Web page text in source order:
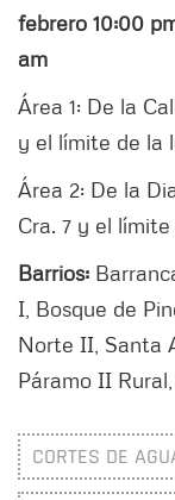
febrero 10:00
am
Área 1: De la
y el límite de la
Área 2: De la
Cra. 7 y el
Barrios:
I, Bosque de
Norte II, Santa
Páramo II
CORTES DE